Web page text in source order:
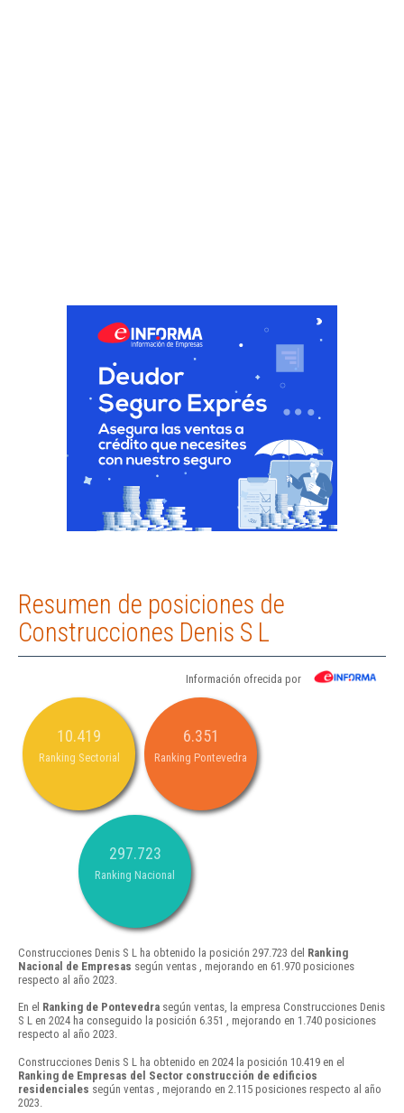
Resumen de posiciones de
Construcciones Denis S L
Información ofrecida por
10.419
Ranking Sectorial
6.351
Ranking Pontevedra
297.723
Ranking Nacional
Construcciones Denis S L ha obtenido la posición 297.723 del Ranking
Nacional de Empresas según ventas , mejorando en 61.970 posiciones
respecto al año 2023.
En el Ranking de Pontevedra según ventas, la empresa Construcciones Denis
S L en 2024 ha conseguido la posición 6.351 , mejorando en 1.740 posiciones
respecto al año 2023.
Construcciones Denis S L ha obtenido en 2024 la posición 10.419 en el
Ranking de Empresas del Sector construcción de edificios
residenciales según ventas , mejorando en 2.115 posiciones respecto al año
2023.